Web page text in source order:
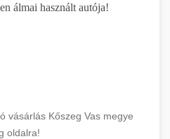
álmai használt autója!
vásárlás Kőszeg Vas megye
oldalra!